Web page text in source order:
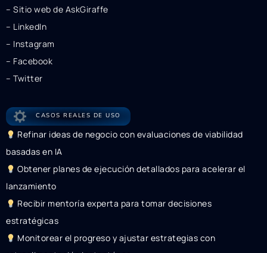
CASOS REALES DE USO
Refinar ideas de negocio con evaluaciones de viabilidad
basadas en IA
Obtener planes de ejecución detallados para acelerar el
lanzamiento
Recibir mentoría experta para tomar decisiones
estratégicas
Monitorear el progreso y ajustar estrategias con
– Sitio web de AskGiraffe
– LinkedIn
– Instagram
– Facebook
– Twitter